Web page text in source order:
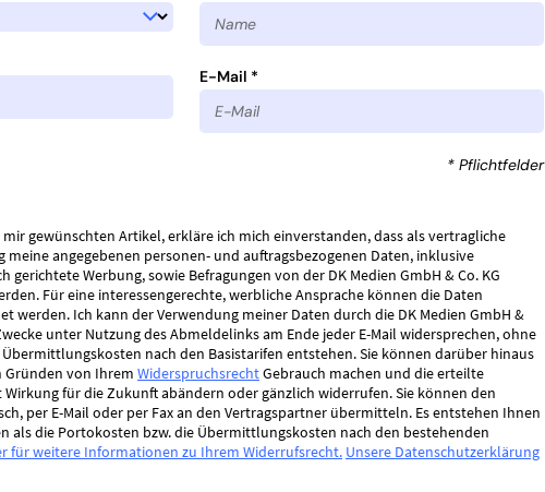
E-Mail *
* Pflichtfelder
gewünschten Artikel, erkläre ich mich einverstanden, dass als vertragliche
meine angegebenen personen- und auftragsbezogenen Daten, inklusive
gerichtete Werbung, sowie Befragungen von der DK Medien GmbH & Co. KG
Für eine interessengerechte, werbliche Ansprache können die Daten
werden. Ich kann der Verwendung meiner Daten durch die DK Medien GmbH &
unter Nutzung des Abmeldelinks am Ende jeder E-Mail widersprechen, ohne
nach den Basistarifen entstehen. Sie können darüber hinaus
Gründen von Ihrem WiderspruchsrechtGebrauch machen und die erteilte
für die Zukunft abändern oder gänzlich widerrufen. Sie können den
per E-Mail oder per Fax an den Vertragspartner übermitteln. Es entstehen Ihnen
als die Portokosten bzw. die Übermittlungskosten nach den bestehenden
für weitere Informationen zu Ihrem Widerrufsrecht. Unsere Datenschutzerklärung